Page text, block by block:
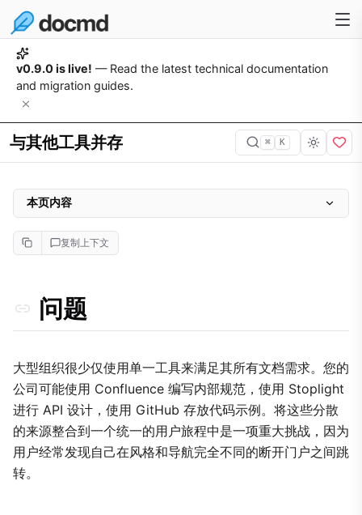
v0.9.0 is live! — Read the latest technical documentation
and migration guides.
与其他工具并存 ⌘ K
复制上下文
问题
大型组织很少仅使用单一工具来满足其所有文档需求。您的
公司可能使用 Confluence 编写内部规范，使用 Stoplight
进行 API 设计，使用 GitHub 存放代码示例。将这些分散
的来源整合到一个统一的用户旅程中是一项重大挑战，因为
用户经常发现自己在风格和导航完全不同的断开门户之间跳
转。
本页内容
问题
为什么重要
实施
2. 无缝嵌入
3. 内容聚合
权衡